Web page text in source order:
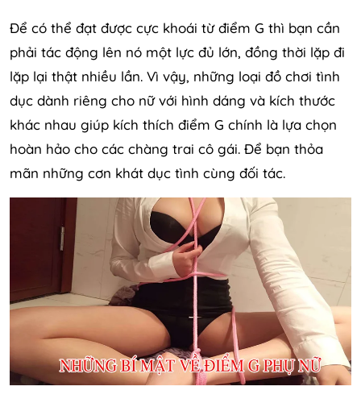
Để có thể đạt được cực khoái từ điểm G thì bạn cần
phải tác động lên nó một lực đủ lớn, đồng thời lặp đi
lặp lại thật nhiều lần. Vì vậy, những loại đồ chơi tình
dục dành riêng cho nữ với hình dáng và kích thước
khác nhau giúp kích thích điểm G chính là lựa chọn
hoàn hảo cho các chàng trai cô gái. Để bạn thỏa
mãn những cơn khát dục tình cùng đối tác.